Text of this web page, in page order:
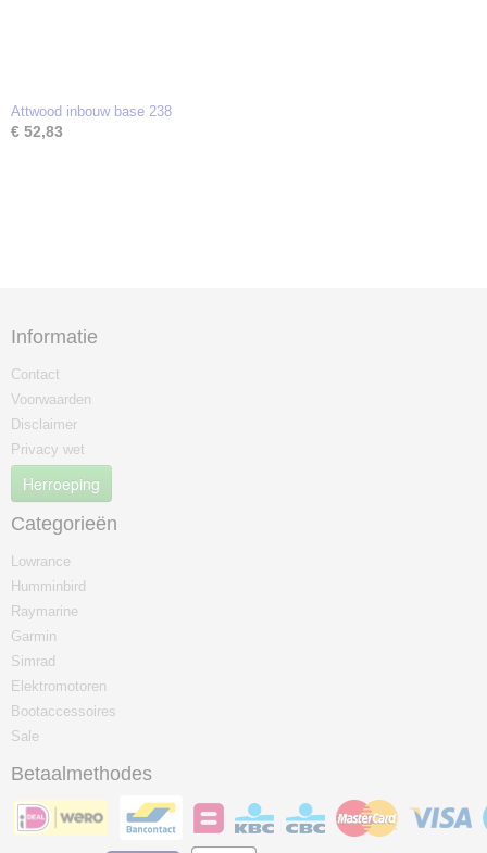
Attwood inbouw base 238
€ 52,83
Informatie
Contact
Voorwaarden
Disclaimer
Privacy wet
Herroeping
Categorieën
Lowrance
Humminbird
Raymarine
Garmin
Simrad
Elektromotoren
Bootaccessoires
Sale
Betaalmethodes